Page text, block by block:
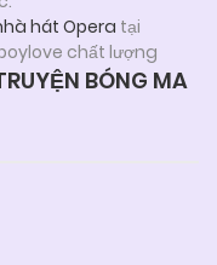
hát Opera tại
chất lượng
BÓNG MA